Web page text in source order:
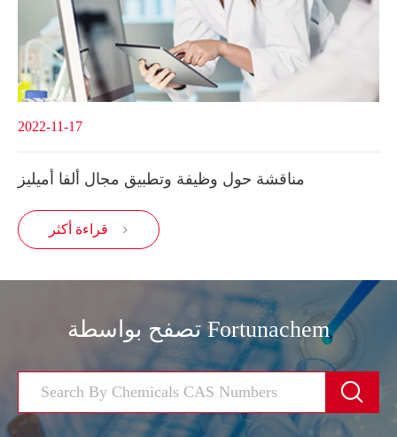
2022-11-17
مناقشة حول وظيفة وتطبيق مجال ألفا أميليز
قراءة أكثر 
تصفح بواسطة Fortunachem
